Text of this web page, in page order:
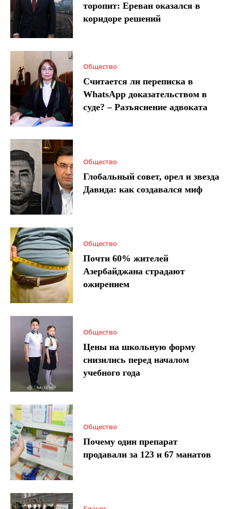
торопит: Ереван оказался в
коридоре решений
Общество
Считается ли переписка в
WhatsApp доказательством в
суде? – Разъяснение адвоката
Общество
Глобальный совет, орел и звезда
Давида: как создавался миф
Общество
Почти 60% жителей
Азербайджана страдают
ожирением
Общество
Цены на школьную форму
снизились перед началом
учебного года
Общество
Почему один препарат
продавали за 123 и 67 манатов